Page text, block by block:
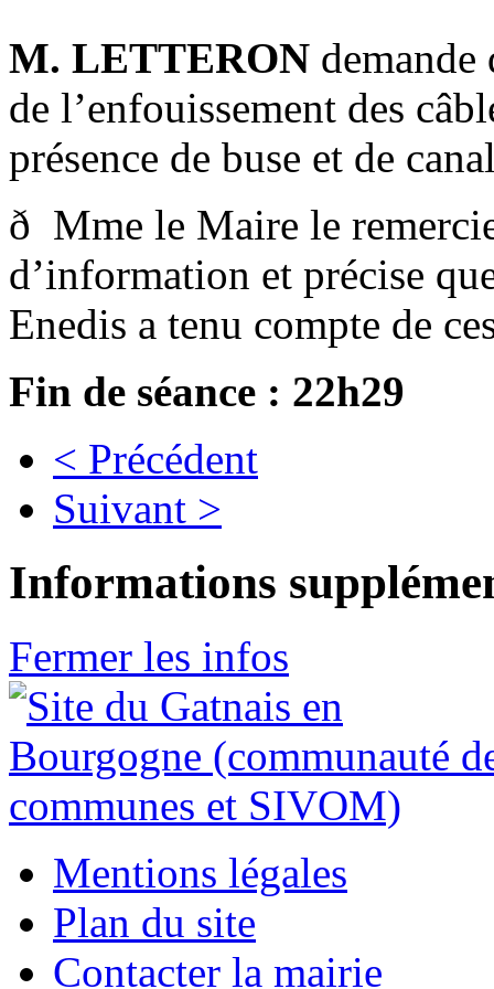
M. LETTERON
de l’enfouissement des
présence de buse et de
ð Mme le Maire le
d’information et précise
Enedis a tenu compte de
Fin de séance : 22h29
< Précédent
Suivant >
Informations
Fermer les infos
Mentions légales
Plan du site
Contacter la mairie